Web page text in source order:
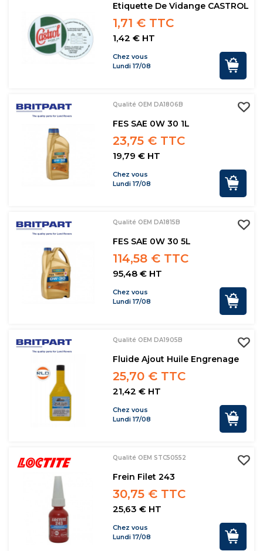
Etiquette De Vidange CASTROL
1,71 € TTC
1,42 € HT
Chez vous
Lundi 17/08
Qualité OEM DA1806B
FES SAE 0W 30 1L
23,75 € TTC
19,79 € HT
Chez vous
Lundi 17/08
Qualité OEM DA1815B
FES SAE 0W 30 5L
114,58 € TTC
95,48 € HT
Chez vous
Lundi 17/08
Qualité OEM DA1905B
Fluide Ajout Huile Engrenage
25,70 € TTC
21,42 € HT
Chez vous
Lundi 17/08
Qualité OEM STC50552
Frein Filet 243
30,75 € TTC
25,63 € HT
Chez vous
Lundi 17/08